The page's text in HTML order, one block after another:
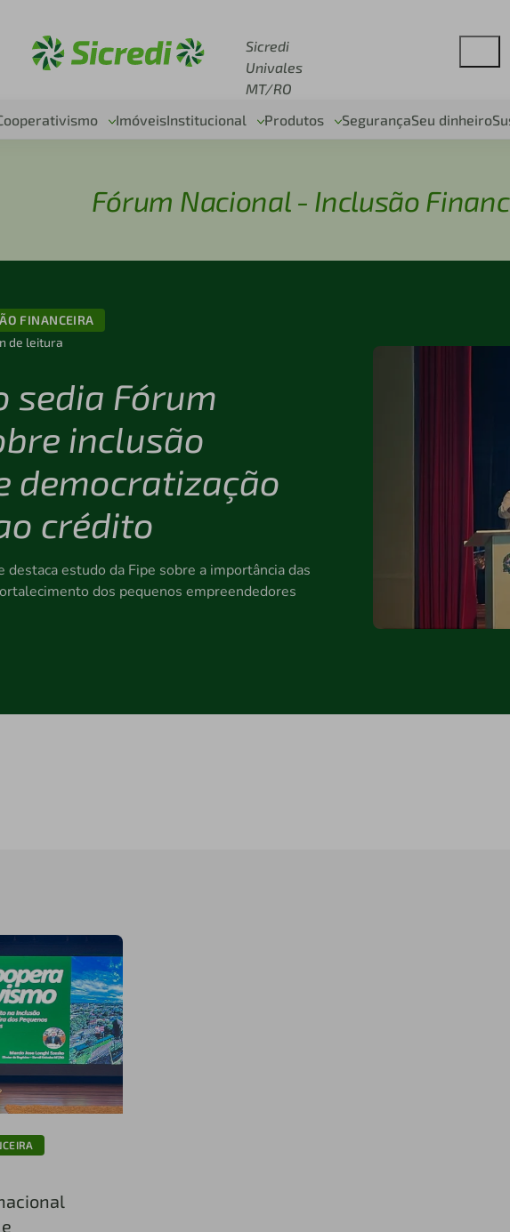
Sicredi
Univales
MT/RO
ImóveisInstitucional Produtos SegurançaSeu dinheiro
Fórum Nacional - Inclusão
FINANCEIRA
de leitura
sedia Fórum
inclusão
democratização
crédito
estudo da Fipe sobre a importância das
dos pequenos empreendedores